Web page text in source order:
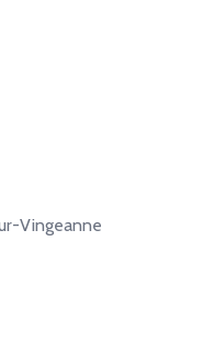
Vingeanne